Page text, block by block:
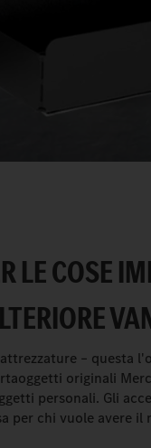
LE COSE
– questa
originali
personali. Gli
per chi vuole avere